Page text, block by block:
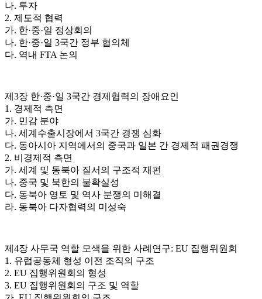
나. 투자
2. 제도적 협력
가. 한·중·일 정상회의
나. 한·중·일 3국간 정부 협의체
다. 역내 FTA 논의
제3장 한·중·일 3국간 경제협력의 장애요인
1. 경제적 측면
가. 민감 분야
나. 세계수출시장에서 3국간 경쟁 심화
다. 동아시아 지역에서의 중국과 일본 간 경제적 패권경쟁
2. 비경제적 측면
가. 세계 및 동북아 질서의 구조적 재편
나. 중국 및 북한의 불확실성
다. 동북아 영토 및 역사 분쟁의 미해결
라. 동북아 다자협력의 미성숙
제4장 사무국 역할 모색을 위한 사례연구: EU 집행위원회
1. 유럽공동체 형성 이전 조직의 구조
2. EU 집행위원회의 형성
3. EU 집행위원회의 구조 및 역할